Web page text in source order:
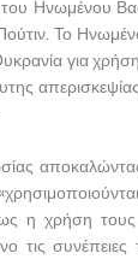
Ηνωμένου
Το
Ουκρανία για
η χρήση
τις